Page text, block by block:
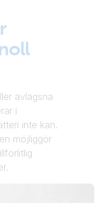
avlägsna
i
inte kan.
möjliggör